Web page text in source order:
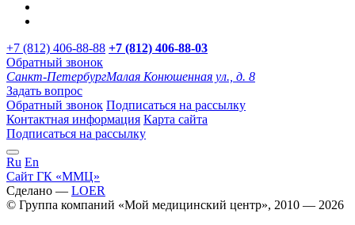
+7 (812) 406-88-88 +7 (812) 406-88-03
Обратный звонок
Санкт-ПетербургМалая Конюшенная ул., д. 8
Задать вопрос
Обратный звонок Подписаться на рассылку
Контактная информация Карта сайта
Подписаться на рассылку
Ru En
Сайт ГК «ММЦ»
Сделано — LOER
© Группа компаний «Мой медицинский центр», 2010 — 2026